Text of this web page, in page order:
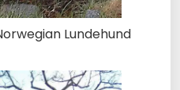
Lundehund